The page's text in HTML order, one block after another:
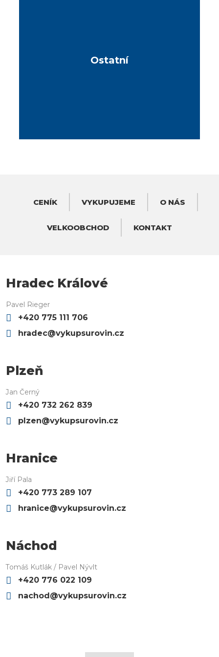
Ostatní
CENÍK VYKUPUJEME O NÁS
VELKOOBCHOD KONTAKT
Hradec Králové
Pavel Rieger
+420 775 111 706
hradec@vykupsurovin.cz
Plzeň
Jan Černý
+420 732 262 839
plzen@vykupsurovin.cz
Hranice
Jiří Pala
+420 773 289 107
hranice@vykupsurovin.cz
Náchod
Tomáš Kutlák / Pavel Nývlt
+420 776 022 109
nachod@vykupsurovin.cz